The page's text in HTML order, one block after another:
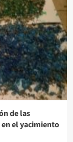
de las
el yacimiento